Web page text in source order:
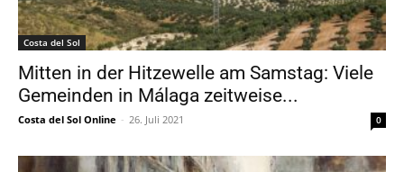
Costa del Sol
Mitten in der Hitzewelle am Samstag: Viele
Gemeinden in Málaga zeitweise...
Costa del Sol Online - 26. Juli 2021 0